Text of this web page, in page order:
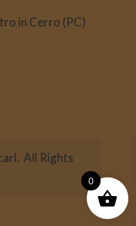
in Cerro (PC)
All Rights
0